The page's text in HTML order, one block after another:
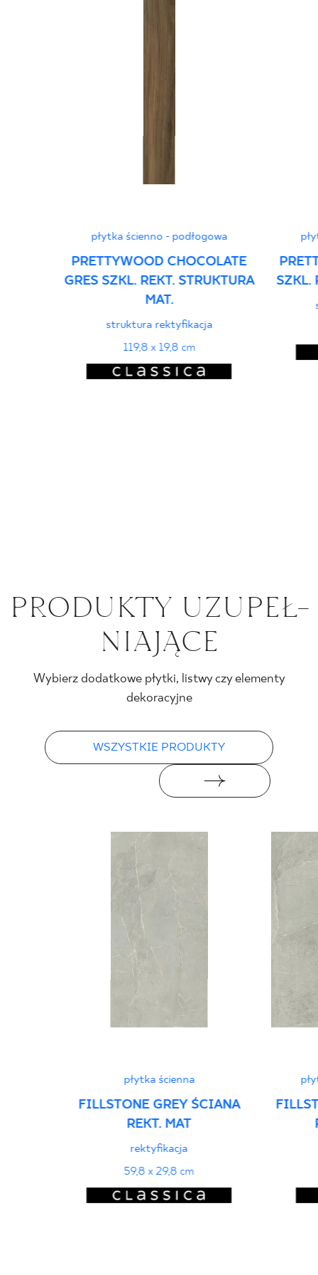
płytka ścienno - podłogowa
PRETTYWOOD CHOCOLATE
GRES SZKL. REKT. STRUKTURA
MAT.
struktura rektyfikacja
119,8 x 19,8 cm
SZKL.
PRO­DUK­TY UZU­PEŁ­
NIA­JĄ­CE
Wybierz dodatkowe płytki, listwy czy elementy
dekoracyjne
WSZYSTKIE PRODUKTY
płytka ścienna
FILLSTONE GREY ŚCIANA
REKT. MAT
rektyfikacja
59,8 x 29,8 cm